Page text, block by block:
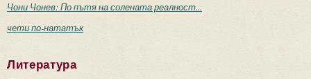
Чони Чонев: По пътя на солената реалност...
чети по-нататък
Литература